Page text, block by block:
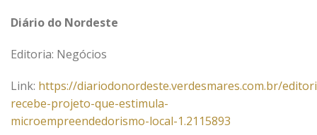
Diário do Nordeste
Editoria: Negócios
Link: https://diariodonordeste.verdesmares.com.br/
recebe-projeto-que-estimula-
microempreendedorismo-local-1.2115893